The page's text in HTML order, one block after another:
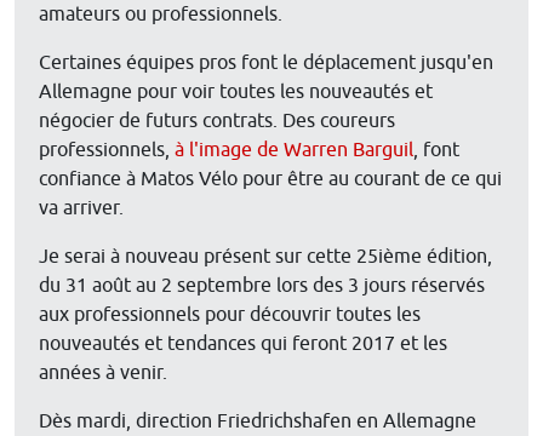
amateurs ou professionnels.
Certaines équipes pros font le déplacement jusqu'en
Allemagne pour voir toutes les nouveautés et
négocier de futurs contrats. Des coureurs
professionnels, à l'image de Warren Barguil, font
confiance à Matos Vélo pour être au courant de ce qui
va arriver.
Je serai à nouveau présent sur cette 25ième édition,
du 31 août au 2 septembre lors des 3 jours réservés
aux professionnels pour découvrir toutes les
nouveautés et tendances qui feront 2017 et les
années à venir.
Dès mardi, direction Friedrichshafen en Allemagne